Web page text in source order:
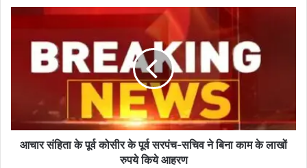
ok
आ
र्व
आचार संहिता के पूर्व कोसीर के पूर्व सरपंच-सचिव ने बिना काम के लाखों
रुपये किये आहरण